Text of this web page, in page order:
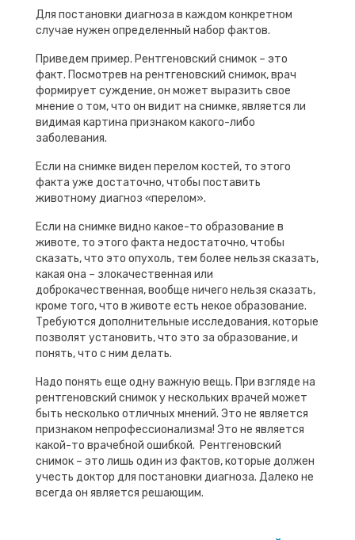
Для постановки диагноза в каждом конкретном
случае нужен определенный набор фактов.
Приведем пример. Рентгеновский снимок – это
факт. Посмотрев на рентгеновский снимок, врач
формирует суждение, он может выразить свое
мнение о том, что он видит на снимке, является ли
видимая картина признаком какого-либо
заболевания.
Если на снимке виден перелом костей, то этого
факта уже достаточно, чтобы поставить
животному диагноз «перелом».
Если на снимке видно какое-то образование в
животе, то этого факта недостаточно, чтобы
сказать, что это опухоль, тем более нельзя сказать,
какая она – злокачественная или
доброкачественная, вообще ничего нельзя сказать,
кроме того, что в животе есть некое образование.
Требуются дополнительные исследования, которые
позволят установить, что это за образование, и
понять, что с ним делать.
Надо понять еще одну важную вещь. При взгляде на
рентгеновский снимок у нескольких врачей может
быть несколько отличных мнений. Это не является
признаком непрофессионализма! Это не является
какой-то врачебной ошибкой. Рентгеновский
снимок – это лишь один из фактов, которые должен
учесть доктор для постановки диагноза. Далеко не
всегда он является решающим.